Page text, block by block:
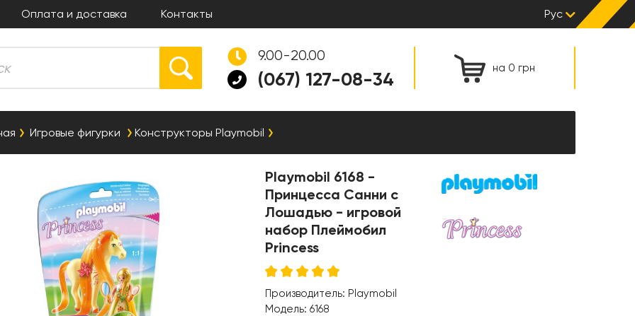
Оплата и доставка Контакты Рус
на 0 грн
9.00-20.00
(067) 127-08-34
Игровые фигурки Конструкторы Playmobil
Playmobil 6168 -
Принцесса Санни с
Лошадью - игровой
набор Плеймобил
Princess
Производитель: Playmobil
Модель: 6168